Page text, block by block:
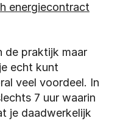
energiecontract
de praktijk maar
echt kunt
veel voordeel. In
7 uur waarin
je daadwerkelijk